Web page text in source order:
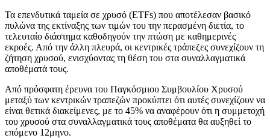
Τα επενδυτικά ταμεία σε χρυσό (ETFs) που αποτέλεσαν βασικό
πυλώνα της εκτίναξης των τιμών του την περασμένη διετία, το
τελευταίο διάστημα καθοδηγούν την πτώση με καθημερινές
εκροές. Από την άλλη πλευρά, οι κεντρικές τράπεζες συνεχίζουν τη
ζήτηση χρυσού, ενισχύοντας τη θέση του στα συναλλαγματικά
αποθέματά τους.
Από πρόσφατη έρευνα του Παγκόσμιου Συμβουλίου Χρυσού
μεταξύ των κεντρικών τραπεζών προκύπτει ότι αυτές συνεχίζουν να
είναι θετικά διακείμενες, με το 45% να αναφέρουν ότι η συμμετοχή
του χρυσού στα συναλλαγματικά τους αποθέματα θα αυξηθεί το
επόμενο 12μηνο.